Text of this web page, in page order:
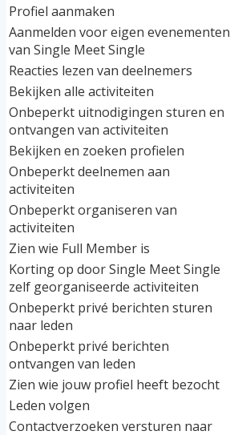
Profiel aanmaken
Aanmelden voor eigen evenementen
van Single Meet Single
Reacties lezen van deelnemers
Bekijken alle activiteiten
Onbeperkt uitnodigingen sturen en
ontvangen van activiteiten
Bekijken en zoeken profielen
Onbeperkt deelnemen aan
activiteiten
Onbeperkt organiseren van
activiteiten
Zien wie Full Member is
Korting op door Single Meet Single
zelf georganiseerde activiteiten
Onbeperkt privé berichten sturen
naar leden
Onbeperkt privé berichten
ontvangen van leden
Zien wie jouw profiel heeft bezocht
Leden volgen
Contactverzoeken versturen naar